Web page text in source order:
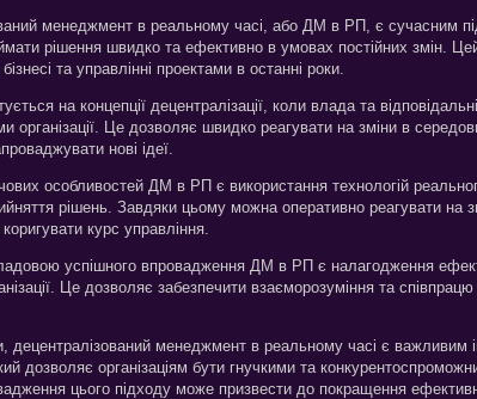
менеджмент в реальному часі, або ДМ в РП, є сучасним
рішення швидко та ефективно в умовах постійних змін.
та управлінні проектами в останні роки.
на концепції децентралізації, коли влада та
організації. Це дозволяє швидко реагувати на зміни в
нові ідеї.
особливостей ДМ в РП є використання технологій
рішень. Завдяки цьому можна оперативно реагувати на
курс управління.
успішного впровадження ДМ в РП є налагодження
Це дозволяє забезпечити взаєморозуміння та
децентралізований менеджмент в реальному часі є важливим
дозволяє організаціям бути гнучкими та
цього підходу може призвести до покращення